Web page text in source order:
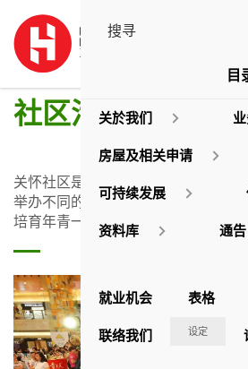
社区活动
关怀社区是我们履行社会责任的工作
举办不同的社区活动，冀望帮助社会
培育年青一代作出贡献。
目
关於我们
房屋及相关申请
可持续发展
资料库 通告
就业机会 表格
联络我们 设定